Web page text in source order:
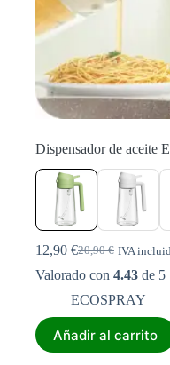
Dispensador de aceite
20,90€
El
precio
era:
20,90 €.
12,90 €El
precio
es:
12,90 €.
IVA
Valorado con 4.43 de 5
ECOSPRAY
Añadir al carrito
Este
producto
tiene